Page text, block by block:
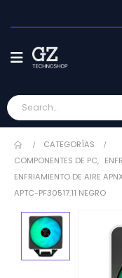
CATEGORÍAS
COMPONENTES DE PC,
ENFRIAMIENTO DE AIRE
APTC-PF30517.11 NEGRO